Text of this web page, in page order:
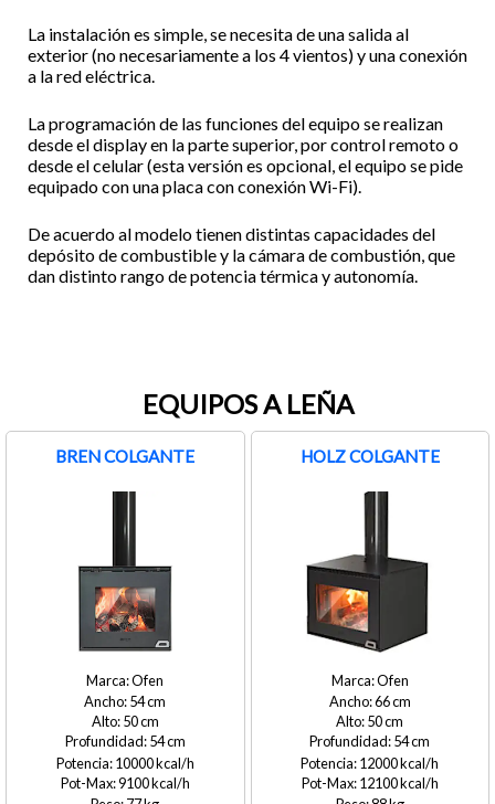
La instalación es simple, se necesita de una salida al
exterior (no necesariamente a los 4 vientos) y una conexión
a la red eléctrica.
La programación de las funciones del equipo se realizan
desde el display en la parte superior, por control remoto o
desde el celular (esta versión es opcional, el equipo se pide
equipado con una placa con conexión Wi-Fi).
De acuerdo al modelo tienen distintas capacidades del
depósito de combustible y la cámara de combustión, que
dan distinto rango de potencia térmica y autonomía.
EQUIPOS A LEÑA
BREN COLGANTE
Ofen
54
50
54
10000
9100
HOLZ COLGANTE
Ofen
66
50
54
12000
12100